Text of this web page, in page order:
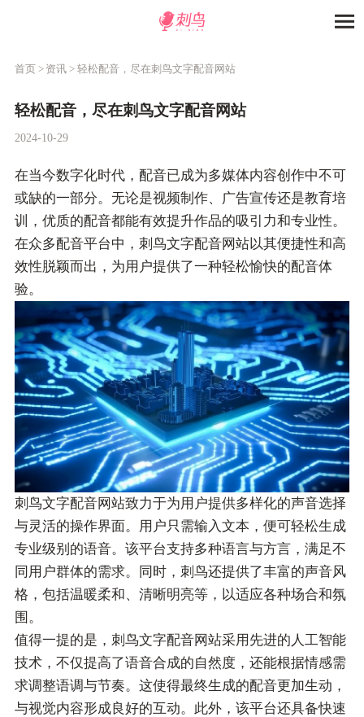
首页 > 资讯 > 轻松配音，尽在刺鸟文字配音网站
轻松配音，尽在刺鸟文字配音网站
2024-10-29
在当今数字化时代，配音已成为多媒体内容创作中不可
或缺的一部分。无论是视频制作、广告宣传还是教育培
训，优质的配音都能有效提升作品的吸引力和专业性。
在众多配音平台中，刺鸟文字配音网站以其便捷性和高
效性脱颖而出，为用户提供了一种轻松愉快的配音体
验。
刺鸟文字配音网站致力于为用户提供多样化的声音选择
与灵活的操作界面。用户只需输入文本，便可轻松生成
专业级别的语音。该平台支持多种语言与方言，满足不
同用户群体的需求。同时，刺鸟还提供了丰富的声音风
格，包括温暖柔和、清晰明亮等，以适应各种场合和氛
围。
值得一提的是，刺鸟文字配音网站采用先进的人工智能
技术，不仅提高了语音合成的自然度，还能根据情感需
求调整语调与节奏。这使得最终生成的配音更加生动，
与视觉内容形成良好的互动。此外，该平台还具备快速